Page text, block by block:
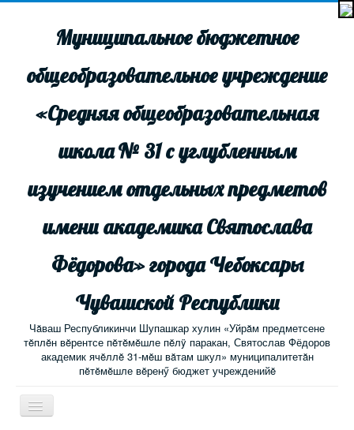
Муниципальное бюджетное
общеобразовательное учреждение
«Средняя общеобразовательная
школа № 31 с углубленным
изучением отдельных предметов
имени академика Святослава
Фёдорова» города Чебоксары
Чувашской Республики
Чăваш Республикинчи Шупашкар хулин «Уйрăм предметсене
тĕплĕн вĕрентсе пĕтĕмĕшле пĕлÿ паракан, Святослав Фёдоров
академик ячĕллĕ 31-мĕш вăтам шкул» муниципалитетăн
пĕтĕмĕшле вĕренӳ бюджет учрежденийĕ
Включить/
выключить